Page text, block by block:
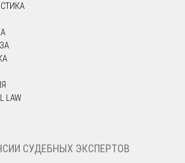
LAW
СУДЕБНЫХ ЭКСПЕРТОВ